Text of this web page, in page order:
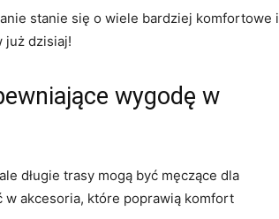
stanie się o wiele bardziej komfortowe ⁣i‌
już dzisiaj!
wygodę w
długie trasy mogą być męczące ⁤dla
akcesoria, które poprawią komfort